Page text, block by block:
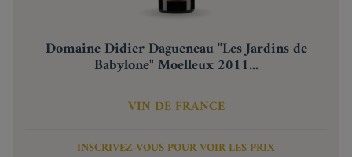
Domaine Didier Dagueneau "Les Jardins de
Babylone" Moelleux 2011...
VIN DE FRANCE
INSCRIVEZ-VOUS POUR VOIR LES PRIX